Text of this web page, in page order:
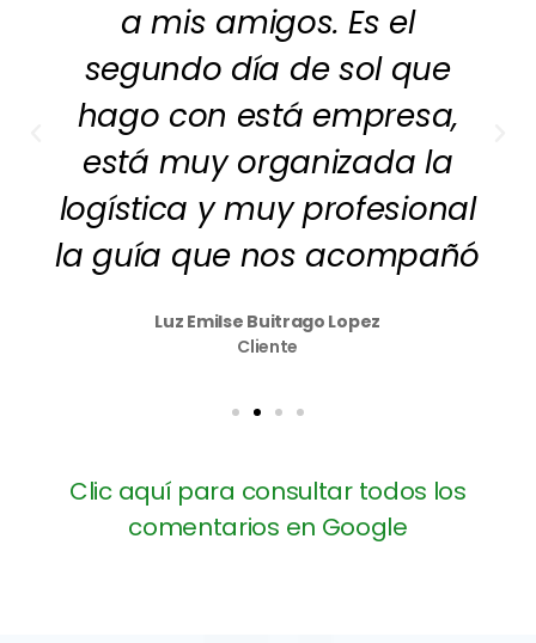
a mis amigos. Es el
segundo día de sol que
hago con está empresa,
está muy organizada la
logística y muy profesional
la guía que nos acompañó
Luz Emilse Buitrago Lopez
Cliente
Clic aquí para consultar todos los
comentarios en Google